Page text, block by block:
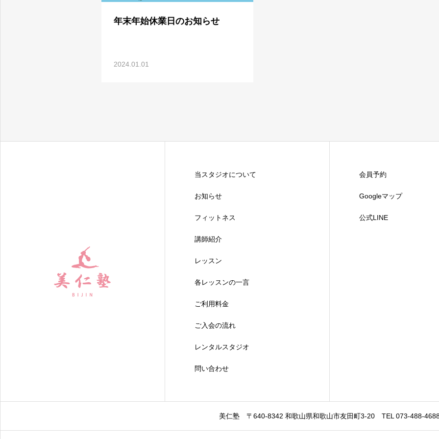
年末年始休業日のお知らせ
2024.01.01
当スタジオについて
お知らせ
フィットネス
講師紹介
レッスン
各レッスンの一言
ご利用料金
ご入会の流れ
レンタルスタジオ
問い合わせ
会員予約
Googleマップ
公式LINE
美仁塾 〒640-8342 和歌山県和歌山市友田町3-20 TEL 073-488-